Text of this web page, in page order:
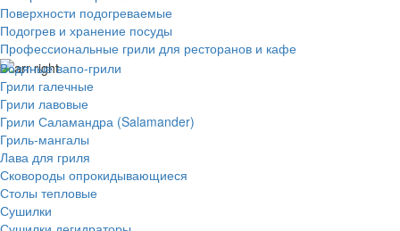
Поверхности подогреваемые
Подогрев и хранение посуды
Профессиональные грили для ресторанов и кафе
Водяные вапо-грили
Грили галечные
Грили лавовые
Грили Саламандра (Salamander)
Гриль-мангалы
Лава для гриля
Сковороды опрокидывающиеся
Столы тепловые
Сушилки